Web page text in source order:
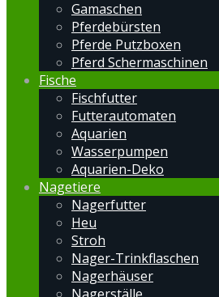
Gamaschen
Pferdebürsten
Pferde Putzboxen
Pferd Schermaschinen
Fische
Fischfutter
Futterautomaten
Aquarien
Wasserpumpen
Aquarien-Deko
Nagetiere
Nagerfutter
Heu
Stroh
Nager-Trinkflaschen
Nagerhäuser